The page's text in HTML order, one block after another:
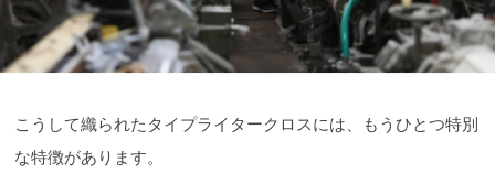
こうして織られたタイプライタークロスには、もうひとつ特別
な特徴があります。